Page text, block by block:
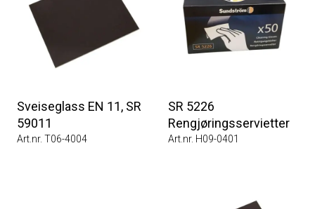
Sveiseglass EN 11, SR
59011
Art.nr. T06-4004
SR 5226
Rengjøringsservietter
Art.nr. H09-0401